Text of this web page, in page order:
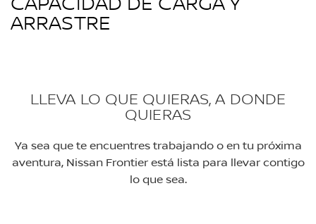
ARRASTRE
LLEVA LO QUE QUIERAS, A DONDE
QUIERAS
Ya sea que te encuentres trabajando o en tu próxima
aventura, Nissan Frontier está lista para llevar contigo
lo que sea.